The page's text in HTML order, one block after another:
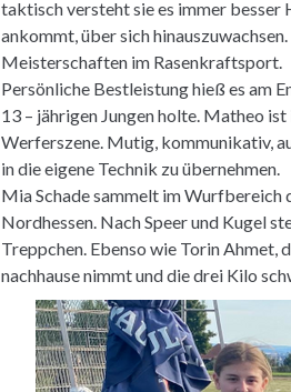
taktisch versteht sie es immer besser
ankommt, über sich
Meisterschaften im Rasenkraftsport.
Persönliche Bestleistung hieß es am
13 – jährigen Jungen holte. Matheo
Werferszene. Mutig, kommunikativ,
in die eigene Technik zu übernehmen.
Mia Schade sammelt im Wurfbereich
Nordhessen. Nach Speer und Kugel
Treppchen. Ebenso wie Torin
nachhause nimmt und die drei Kilo